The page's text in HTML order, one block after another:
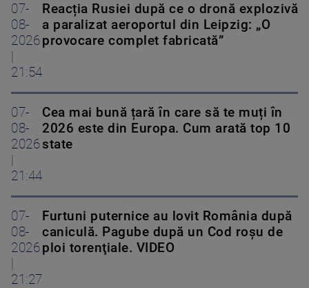
07-
08-
2026
|
21:54
Reacția Rusiei după ce o dronă explozivă
a paralizat aeroportul din Leipzig: „O
provocare complet fabricată”
07-
08-
2026
|
21:44
Cea mai bună țară în care să te muți în
2026 este din Europa. Cum arată top 10
state
07-
08-
2026
|
21:27
Furtuni puternice au lovit România după
caniculă. Pagube după un Cod roşu de
ploi torenţiale. VIDEO